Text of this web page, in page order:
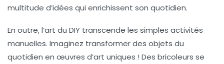
multitude d’idées qui enrichissent son quotidien.
En outre, l’art du DIY transcende les simples activités
manuelles. Imaginez transformer des objets du
quotidien en œuvres d’art uniques ! Des bricoleurs se